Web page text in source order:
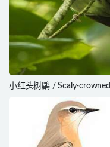
小红头树鹛 / Scaly-crowned